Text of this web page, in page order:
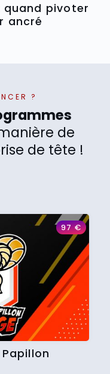
quand pivoter
ancré
?
de
de tête !
97€